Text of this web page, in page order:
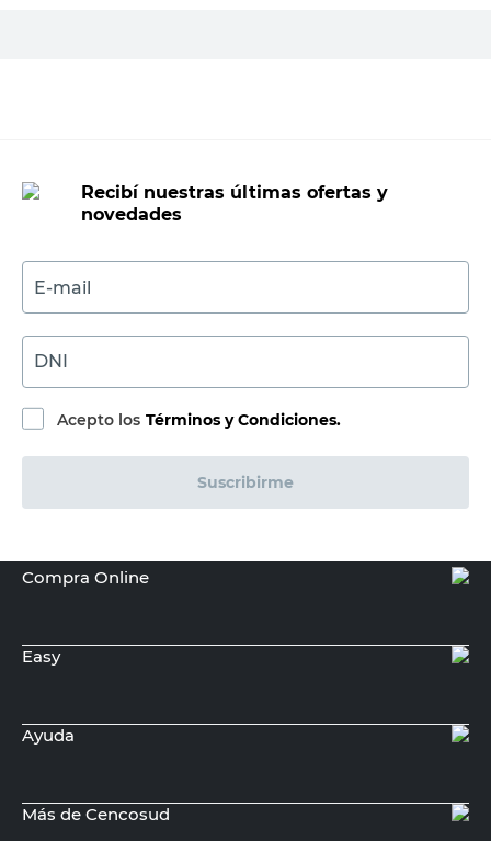
Recibí nuestras últimas ofertas y
novedades
E-mail
DNI
Acepto los Términos y Condiciones.
Suscribirme
Compra Online
Easy
Ayuda
Más de Cencosud